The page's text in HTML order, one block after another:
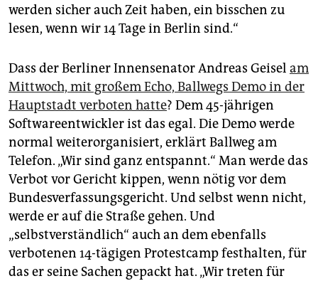
werden sicher auch Zeit haben, ein bisschen zu
lesen, wenn wir 14 Tage in Berlin sind.“
Dass der Berliner Innensenator Andreas Geisel am
Mittwoch, mit großem Echo, Ballwegs Demo in der
Hauptstadt verboten hatte? Dem 45-jährigen
Softwareentwickler ist das egal. Die Demo werde
normal weiterorganisiert, erklärt Ballweg am
Telefon. „Wir sind ganz entspannt.“ Man werde das
Verbot vor Gericht kippen, wenn nötig vor dem
Bundesverfassungsgericht. Und selbst wenn nicht,
werde er auf die Straße gehen. Und
„selbstverständlich“ auch an dem ebenfalls
verbotenen 14-tägigen Protestcamp festhalten, für
das er seine Sachen gepackt hat. „Wir treten für